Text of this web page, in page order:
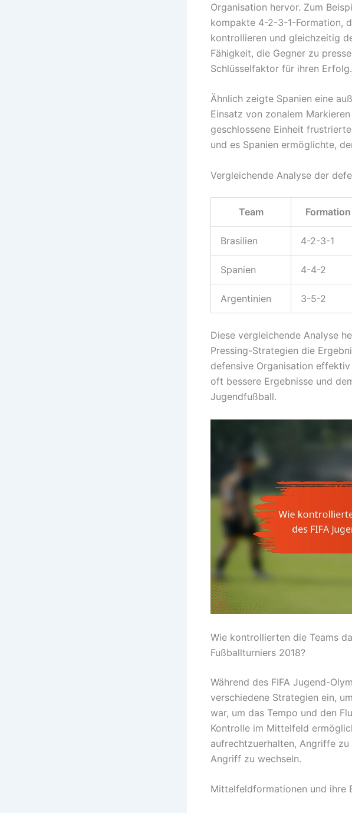
Organisation hervor. Zum
kompakte 4-2-3-1-Formation,
kontrollieren und gleichzeitig
Fähigkeit, die Gegner zu
Schlüsselfaktor für ihren Erfolg.
Ähnlich zeigte Spanien eine
Einsatz von zonalem
geschlossene Einheit
und es Spanien ermöglichte,
Vergleichende Analyse der
Team Formation
Brasilien 4-2-3-1
Spanien 4-4-2
Argentinien 3-5-2
Diese vergleichende Analyse
Pressing-Strategien die
defensive Organisation
oft bessere Ergebnisse und
Jugendfußball.
Wie kontrollierten die Teams
Fußballturniers 2018?
Während des FIFA Jugend-
verschiedene Strategien ein,
war, um das Tempo und den
Kontrolle im Mittelfeld
aufrechtzuerhalten, Angriffe
Angriff zu wechseln.
Mittelfeldformationen und ihre